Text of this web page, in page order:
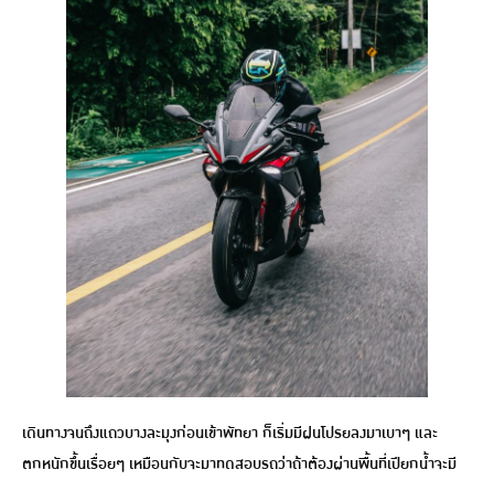
เดินทางจนถึงแถวบางละมุงก่อนเข้าพัทยา ก็เริ่มมีฝนโปรยลงมาเบาๆ และ
ตกหนักขึ้นเรื่อยๆ เหมือนกับจะมาทดสอบรถว่าถ้าต้องผ่านพื้นที่เปียกน้ำจะมี